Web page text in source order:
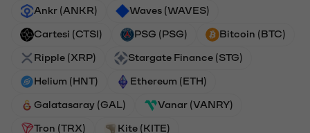
Ankr (ANKR) Waves (WAVES)
Cartesi (CTSI) PSG (PSG) Bitcoin (BTC)
Ripple (XRP) Stargate Finance (STG)
Helium (HNT) Ethereum (ETH)
Galatasaray (GAL) Vanar (VANRY)
Tron (TRX) Kite (KITE)